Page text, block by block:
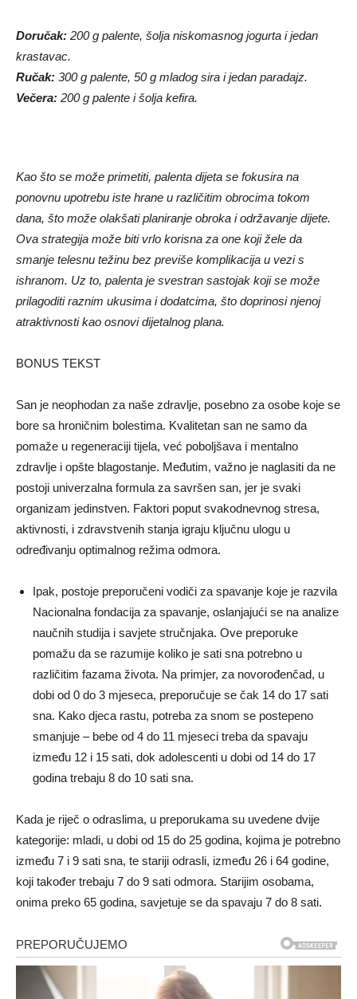
Doručak: 200 g palente, šolja niskomasnog jogurta i jedan
krastavac.
Ručak: 300 g palente, 50 g mladog sira i jedan paradajz.
Večera: 200 g palente i šolja kefira.
Kao što se može primetiti, palenta dijeta se fokusira na
ponovnu upotrebu iste hrane u različitim obrocima tokom
dana, što može olakšati planiranje obroka i održavanje dijete.
Ova strategija može biti vrlo korisna za one koji žele da
smanje telesnu težinu bez previše komplikacija u vezi s
ishranom. Uz to, palenta je svestran sastojak koji se može
prilagoditi raznim ukusima i dodatcima, što doprinosi njenoj
atraktivnosti kao osnovi dijetalnog plana.
BONUS TEKST
San je neophodan za naše zdravlje, posebno za osobe koje se
bore sa hroničnim bolestima. Kvalitetan san ne samo da
pomaže u regeneraciji tijela, već poboljšava i mentalno
zdravlje i opšte blagostanje. Međutim, važno je naglasiti da ne
postoji univerzalna formula za savršen san, jer je svaki
organizam jedinstven. Faktori poput svakodnevnog stresa,
aktivnosti, i zdravstvenih stanja igraju ključnu ulogu u
određivanju optimalnog režima odmora.
Ipak, postoje preporučeni vodiči za spavanje koje je razvila
Nacionalna fondacija za spavanje, oslanjajući se na analize
naučnih studija i savjete stručnjaka. Ove preporuke
pomažu da se razumije koliko je sati sna potrebno u
različitim fazama života. Na primjer, za novorođenčad, u
dobi od 0 do 3 mjeseca, preporučuje se čak 14 do 17 sati
sna. Kako djeca rastu, potreba za snom se postepeno
smanjuje – bebe od 4 do 11 mjeseci treba da spavaju
između 12 i 15 sati, dok adolescenti u dobi od 14 do 17
godina trebaju 8 do 10 sati sna.
Kada je riječ o odraslima, u preporukama su uvedene dvije
kategorije: mladi, u dobi od 15 do 25 godina, kojima je potrebno
između 7 i 9 sati sna, te stariji odrasli, između 26 i 64 godine,
koji također trebaju 7 do 9 sati odmora. Starijim osobama,
onima preko 65 godina, savjetuje se da spavaju 7 do 8 sati.